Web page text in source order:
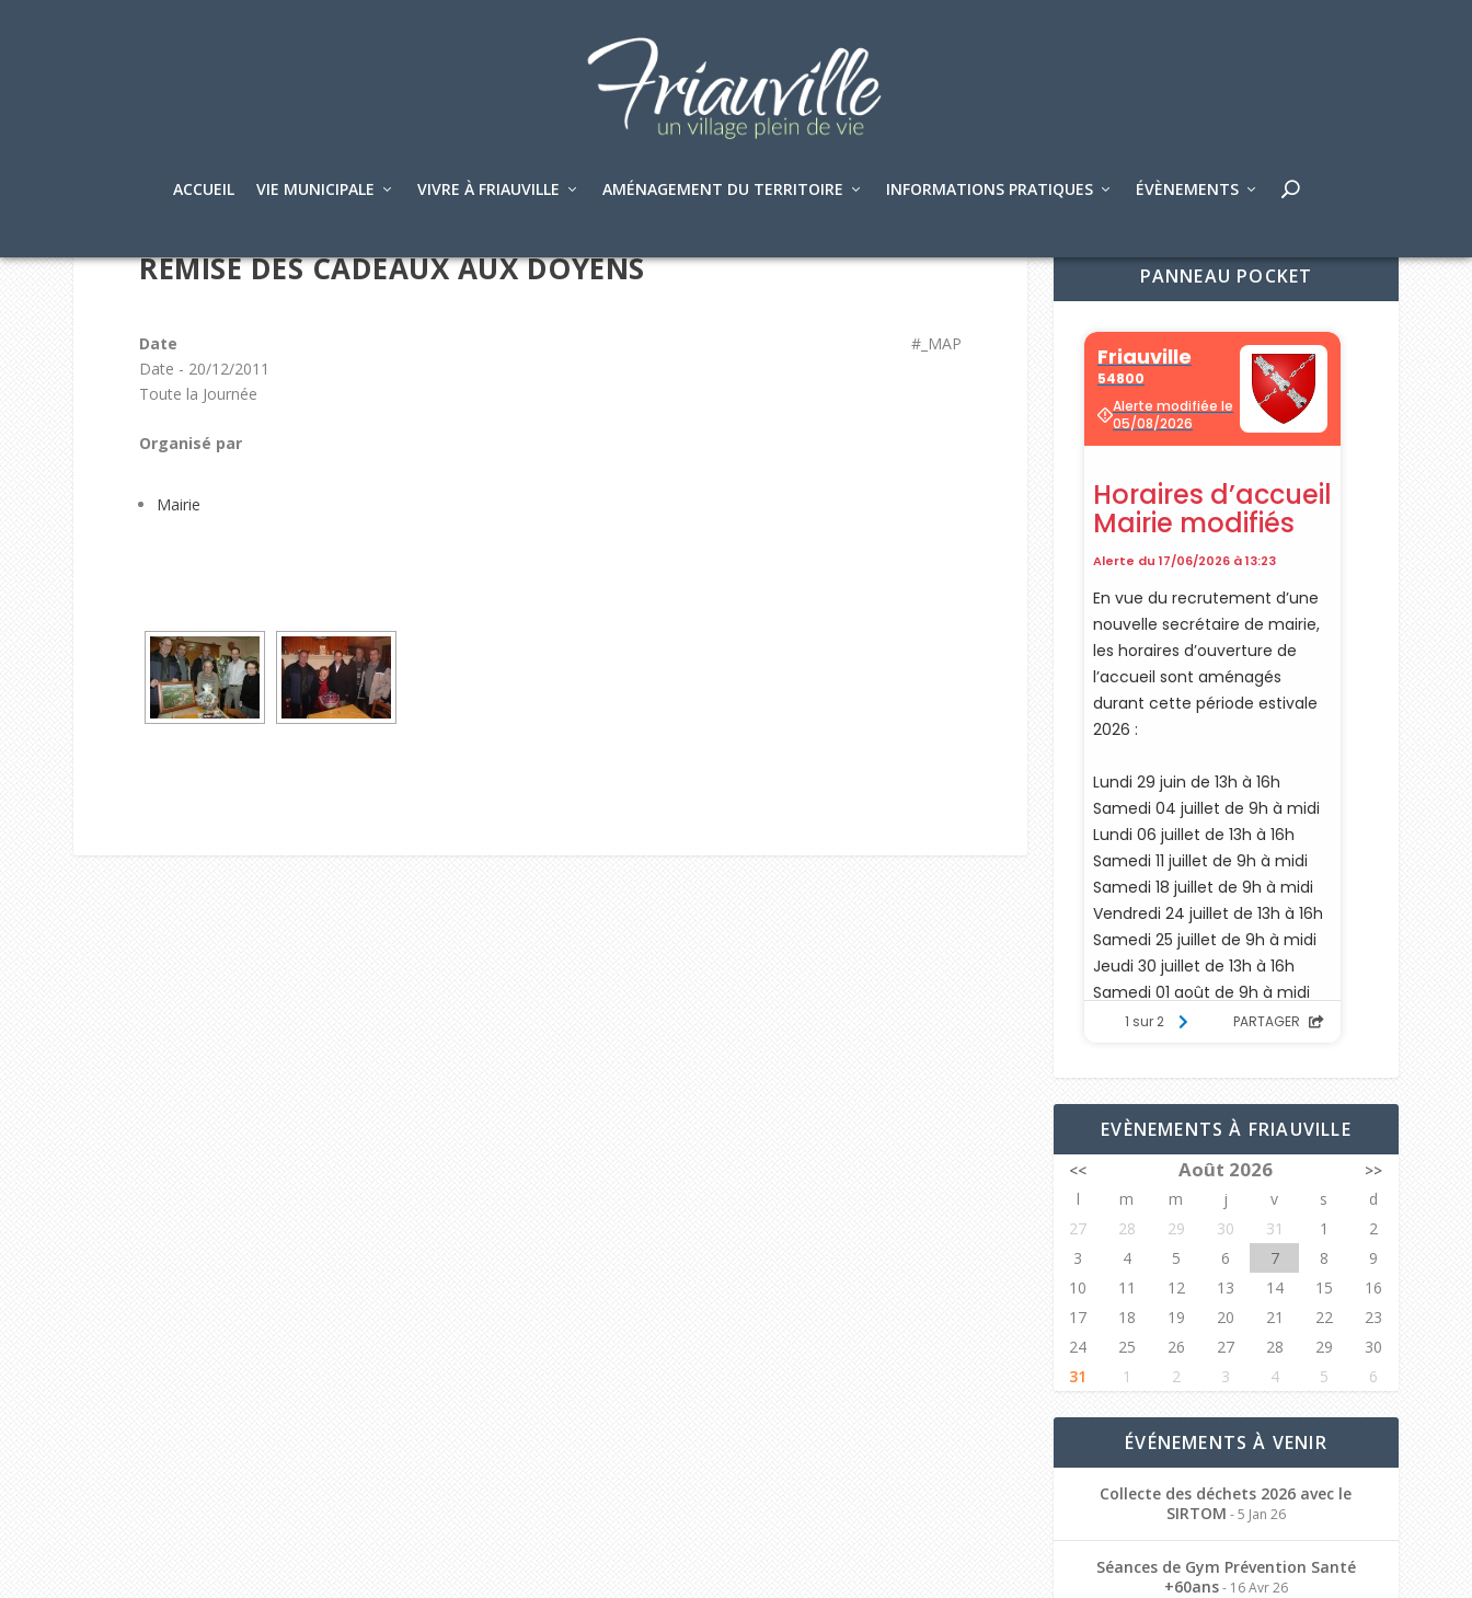
ACCUEIL VIE MUNICIPALE VIVRE À FRIAUVILLE AMÉNAGEMENT DU TERRITOIRE INFORMATIONS PRATIQUES ÉVÈNEMENTS
REMISE DES CADEAUX AUX DOYENS
#_MAP
Date
Date - 20/12/2011
Toute la Journée
Organisé par
Mairie
PANNEAU POCKET
EVÈNEMENTS À FRIAUVILLE
<< Août 2026
>>
l
m m j v s
d
27
28 29 30 31 1
2
3
4 5 6 7 8
9
10
11 12 13 14 15
16
17
18 19 20 21 22
23
24
25 26 27 28 29
30
31
1 2 3 4 5 6
ÉVÉNEMENTS À VENIR
Collecte des déchets 2026 avec le
SIRTOM - 5 Jan 26
Séances de Gym Prévention Santé
+60ans- 16 Avr 26